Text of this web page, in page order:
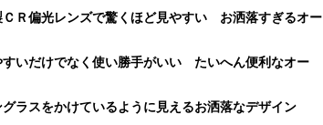
Ｒ偏光レンズで驚くほど見やすい お洒落すぎるオー
いだけでなく使い勝手がいい たいへん便利なオー
ラスをかけているように見えるお洒落なデザイン